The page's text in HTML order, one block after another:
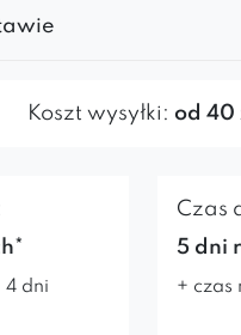
Koszt wysyłki: od 40
4 dni
Czas
5 dni
+ czas